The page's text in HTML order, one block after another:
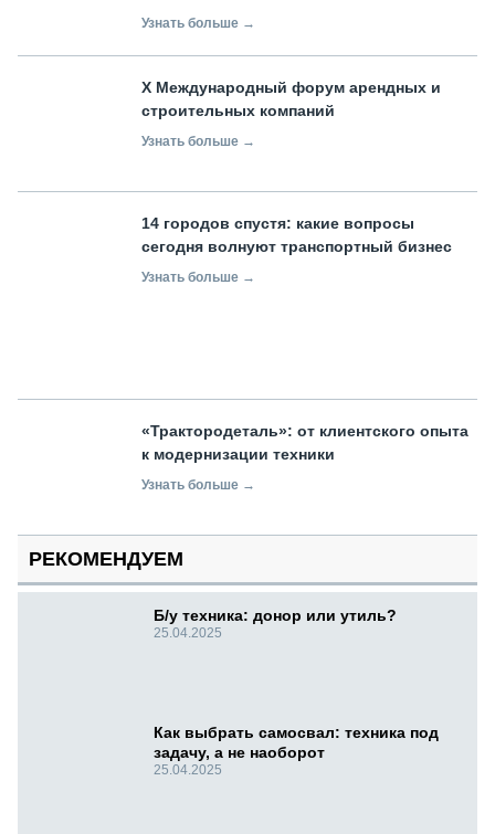
Узнать больше →
X Международный форум арендных и
строительных компаний
Узнать больше →
14 городов спустя: какие вопросы
сегодня волнуют транспортный бизнес
Узнать больше →
«Трактородеталь»: от клиентского опыта
к модернизации техники
Узнать больше →
РЕКОМЕНДУЕМ
Б/у техника: донор или утиль?
25.04.2025
Как выбрать самосвал: техника под
задачу, а не наоборот
25.04.2025